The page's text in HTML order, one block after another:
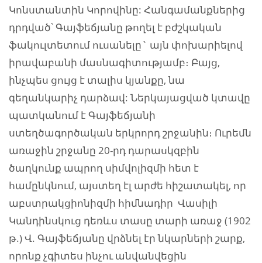
Կոնստանտին Կորովինը: Հանգամանքներից
դրդված՝ Գայֆեճյանը թողել է բժշկական
ֆակուլտետում ուսանելը` այն փոխարիելով
իրավաբանի մասնագիտությամբ։ Բայց,
ինչպես ցույց է տալիս կյանքը, նա
գեղանկարիչ դարձավ: Ներկայացված կտավը
պատկանում է Գայֆեճյանի
ստեղծագործական երկրորդ շրջանին։ Ուրեմն
առաջին շրջանը 20-րդ դարասկզբին
ծաղկունք ապրող սիմվոլիզմի հետ է
համընկնում, այստեղ էլ արժե հիշատակել, որ
աբստրակցիոնիզմի հիմնադիր Վասիլի
Կանդինսկուց դեռևս տասը տարի առաջ (1902
թ.) Վ. Գայֆեճյանը վրձնել էր նկարների շարք,
որոնք չգիտես ինչու անվանվեցին